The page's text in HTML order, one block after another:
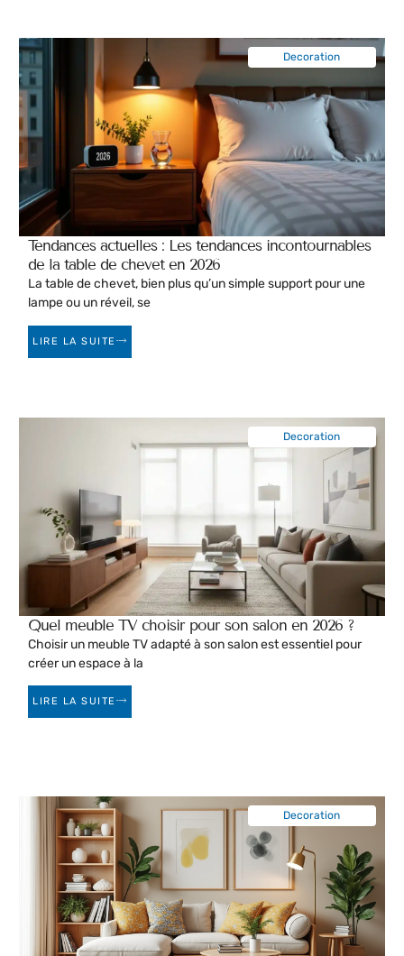
Tendances actuelles : Les tendances incontournables
de la table de chevet en 2026
La table de chevet, bien plus qu’un simple support pour une
lampe ou un réveil, se
LIRE LA SUITE
Decoration
Quel meuble TV choisir pour son salon en 2026 ?
Choisir un meuble TV adapté à son salon est essentiel pour
créer un espace à la
LIRE LA SUITE
Decoration
Decoration